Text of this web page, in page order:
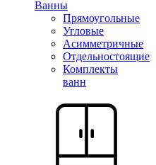
Ванны
Прямоугольные
Угловые
Асимметричные
Отдельностоящие
Комплекты
ванн